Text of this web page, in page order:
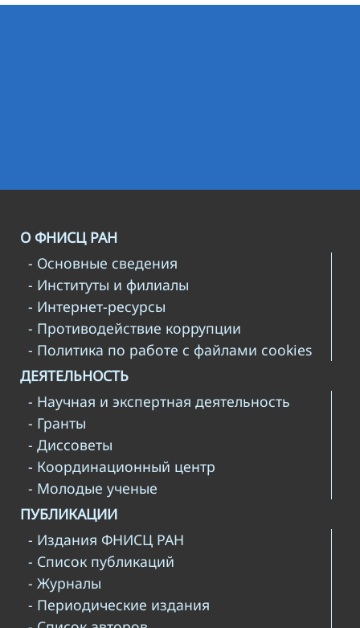
О ФНИСЦ РАН
- Основные сведения
- Институты и филиалы
- Интернет-ресурсы
- Противодействие коррупции
- Политика по работе с файлами cookies
ДЕЯТЕЛЬНОСТЬ
- Научная и экспертная деятельность
- Гранты
- Диссоветы
- Координационный центр
- Молодые ученые
ПУБЛИКАЦИИ
- Издания ФНИСЦ РАН
- Список публикаций
- Журналы
- Периодические издания